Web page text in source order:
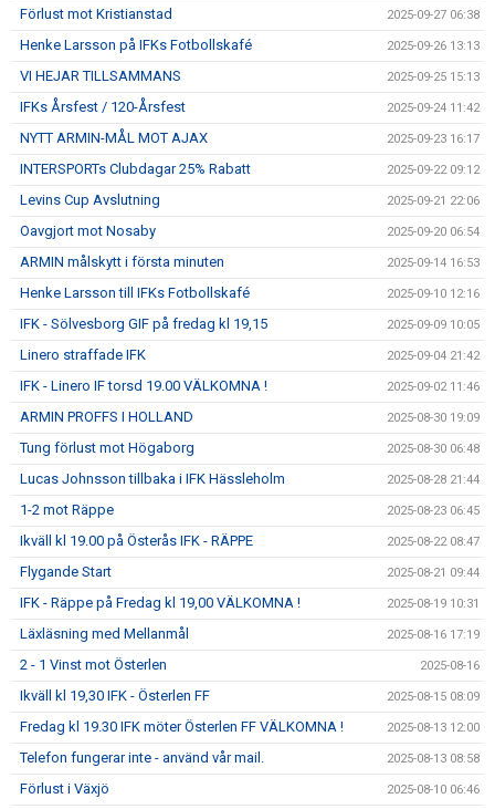
Förlust mot Kristianstad 2025-09-27 06:38
Henke Larsson på IFKs Fotbollskafé 2025-09-26 13:13
VI HEJAR TILLSAMMANS 2025-09-25 15:13
IFKs Årsfest / 120-Årsfest 2025-09-24 11:42
NYTT ARMIN-MÅL MOT AJAX 2025-09-23 16:17
INTERSPORTs Clubdagar 25% Rabatt 2025-09-22 09:12
Levins Cup Avslutning 2025-09-21 22:06
Oavgjort mot Nosaby 2025-09-20 06:54
ARMIN målskytt i första minuten 2025-09-14 16:53
Henke Larsson till IFKs Fotbollskafé 2025-09-10 12:16
IFK - Sölvesborg GIF på fredag kl 19,15 2025-09-09 10:05
Linero straffade IFK 2025-09-04 21:42
IFK - Linero IF torsd 19.00 VÄLKOMNA ! 2025-09-02 11:46
ARMIN PROFFS I HOLLAND 2025-08-30 19:09
Tung förlust mot Högaborg 2025-08-30 06:48
Lucas Johnsson tillbaka i IFK Hässleholm 2025-08-28 21:44
1-2 mot Räppe 2025-08-23 06:45
Ikväll kl 19.00 på Österås IFK - RÄPPE 2025-08-22 08:47
Flygande Start 2025-08-21 09:44
IFK - Räppe på Fredag kl 19,00 VÄLKOMNA ! 2025-08-19 10:31
Läxläsning med Mellanmål 2025-08-16 17:19
2 - 1 Vinst mot Österlen 2025-08-16
Ikväll kl 19,30 IFK - Österlen FF 2025-08-15 08:09
Fredag kl 19.30 IFK möter Österlen FF VÄLKOMNA ! 2025-08-13 12:00
Telefon fungerar inte - använd vår mail. 2025-08-13 08:58
Förlust i Växjö 2025-08-10 06:46